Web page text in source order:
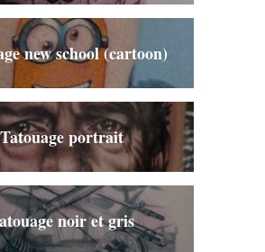
new school (cartoon)
Tatouage portrait
noir et gris